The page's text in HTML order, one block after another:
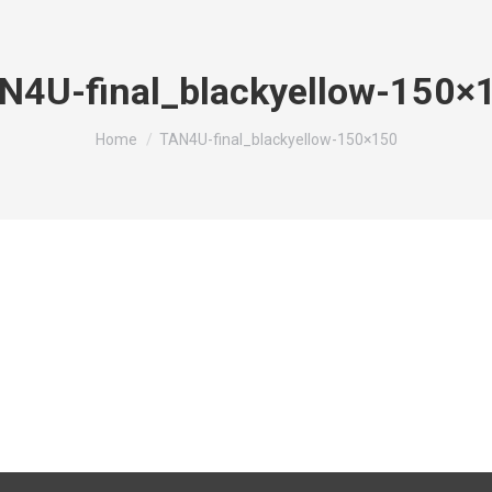
final_blackyellow-
You are here:
Home TAN4U-final_blackyellow-150×150